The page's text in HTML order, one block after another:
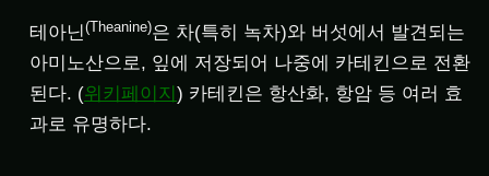
테아닌(Theanine)은 차(특히 녹차)와 버섯에서 발견되는
아미노산으로, 잎에 저장되어 나중에 카테킨으로 전환
된다. (위키페이지 ) 카테킨은 항산화, 항암 등 여러 효
과로 유명하다.